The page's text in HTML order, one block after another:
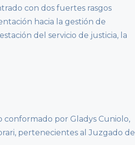
con dos fuertes rasgos
hacia la gestión de
del servicio de justicia, la
conformado por Gladys Cuniolo,
pertenecientes al Juzgado de